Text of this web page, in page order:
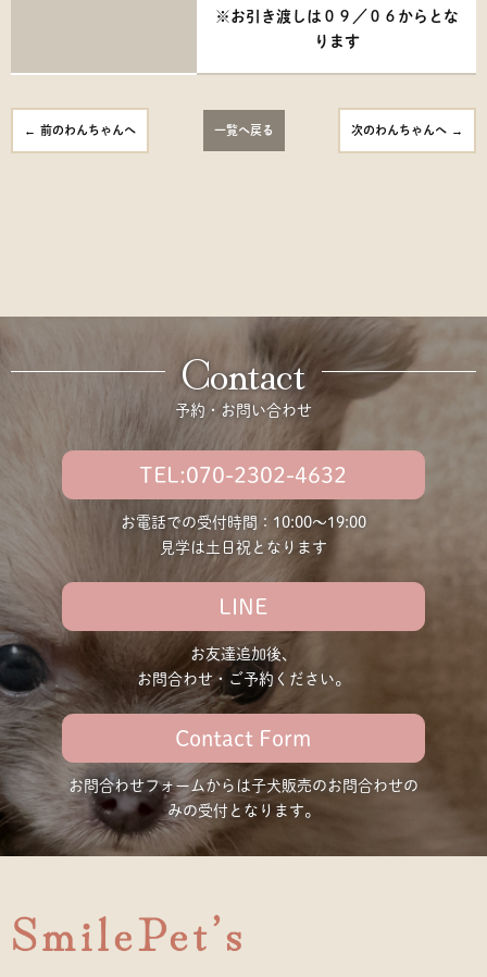
※お引き渡しは０９／０６からとな
ります
前のわんちゃんへ 一覧へ戻る 次のわんちゃんへ
Contact
予約・お問い合わせ
TEL:070-2302-4632
お電話での受付時間：10:00〜19:00
見学は土日祝となります
LINE
お友達追加後、
お問合わせ・ご予約ください。
Contact Form
お問合わせフォームからは子犬販売のお問合わせの
みの受付となります。